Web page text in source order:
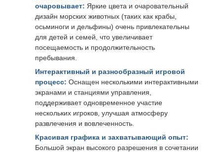
очаровывает: Яркие цвета и очаровательный
дизайн морских животных (таких как крабы,
осьминоги и дельфины) очень привлекательны
для детей и семей, что увеличивает
посещаемость и продолжительность
пребывания.
Интерактивный и разнообразный игровой
процесс: Оснащен несколькими интерактивными
экранами и станциями управления,
поддерживает одновременное участие
нескольких игроков, улучшая атмосферу
развлечения и вовлеченность.
Красивая графика и захватывающий опыт:
Большой экран высокого разрешения в сочетании